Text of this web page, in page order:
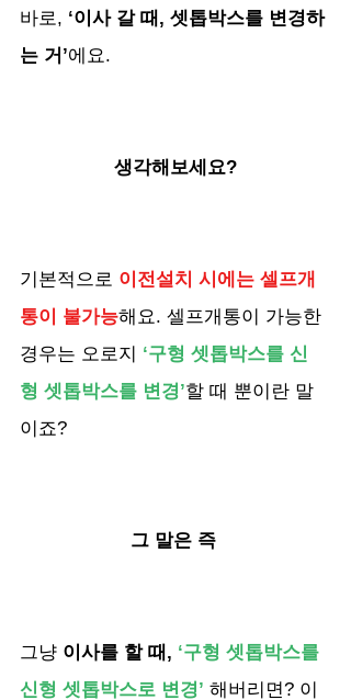
바로, ‘이사 갈 때, 셋톱박스를 변경하
는 거’에요.
생각해보세요?
기본적으로 이전설치 시에는 셀프개
통이 불가능해요. 셀프개통이 가능한
경우는 오로지 ‘구형 셋톱박스를 신
형 셋톱박스를 변경’할 때 뿐이란 말
이죠?
그 말은 즉
그냥 이사를 할 때, ‘구형 셋톱박스를
신형 셋톱박스로 변경’ 해버리면? 이